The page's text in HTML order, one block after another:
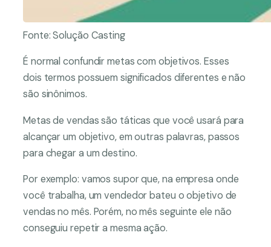
Fonte: Solução Casting
É normal confundir metas com objetivos. Esses
dois termos possuem significados diferentes e não
são sinônimos.
Metas de vendas são táticas que você usará para
alcançar um objetivo, em outras palavras, passos
para chegar a um destino.
Por exemplo: vamos supor que, na empresa onde
você trabalha, um vendedor bateu o objetivo de
vendas no mês. Porém, no mês seguinte ele não
conseguiu repetir a mesma ação.